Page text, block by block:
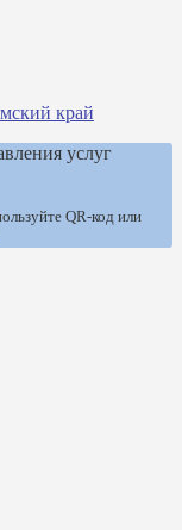
край
услуг
QR-код или